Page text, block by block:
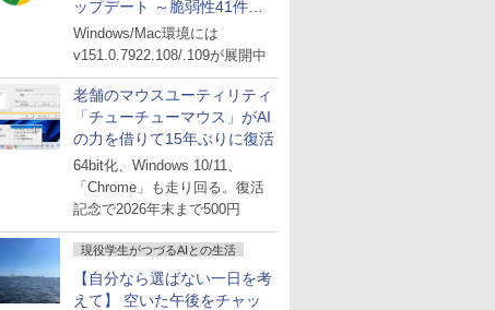
ップデート ～脆弱性41件に
対処
Windows/Mac環境には
v151.0.7922.108/.109が展開中
老舗のマウスユーティリティ
「チューチューマウス」がAI
の力を借りて15年ぶりに復活
64bit化、Windows 10/11、
「Chrome」も走り回る。復活
記念で2026年末まで500円
現役学生がつづるAIとの生活
【自分なら選ばない一日を考
えて】 空いた午後をチャッ